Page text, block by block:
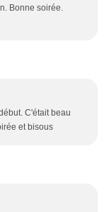
Bonne soirée.
C'était beau
et bisous